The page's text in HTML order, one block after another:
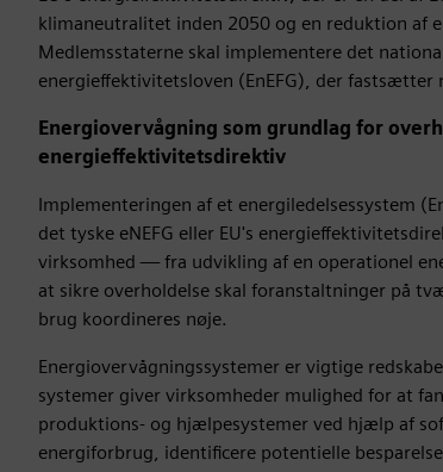
klimaneutralitet inden 2050 og en reduktion af
Medlemsstaterne skal implementere det
energieffektivitetsloven (EnEFG), der fastsætter
Energiovervågning som grundlag for
energieffektivitetsdirektiv
Implementeringen af et energiledelsessystem
det tyske eNEFG eller EU's
virksomhed — fra udvikling af en operationel
at sikre overholdelse skal foranstaltninger på
brug koordineres nøje.
Energiovervågningssystemer er vigtige
systemer giver virksomheder mulighed for at
produktions- og hjælpesystemer ved hjælp af
energiforbrug, identificere potentielle